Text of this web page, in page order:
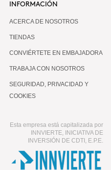
INFORMACIÓN
ACERCA DE NOSOTROS
TIENDAS
CONVIÉRTETE EN EMBAJADORA
TRABAJA CON NOSOTROS
SEGURIDAD, PRIVACIDAD Y
COOKIES
Esta empresa está capitalizada por
INNVIERTE, INICIATIVA DE
INVERSIÓN DE CDTI, E.P.E.